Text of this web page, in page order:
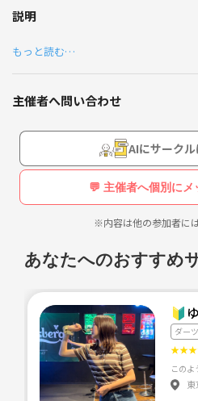
説明
もっと読む…
主催者へ問い合わせ
AIにサークル
💬 主催者へ個別にメ
※内容は他の参加者に
あなたへのおすすめ
🔰
ダーツ
★★★